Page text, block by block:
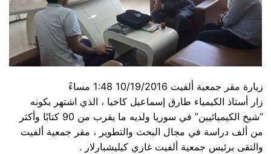
زيارة مقر جمعية ألفيت 10/19/2016 1:48 مساءً
زار أستاذ الكيمياء طارق إسماعيل كاخيا ، الذي اشتهر بكونه
“شيخ الكيميائيين” في سوريا ولديه ما يقرب من 90 كتابًا وأكثر
من ألف دراسة في مجال البحث والتطوير ، مقر جمعية ألفيت
والتقى برئيس جمعية ألفيت غازي كيليشبارلار .